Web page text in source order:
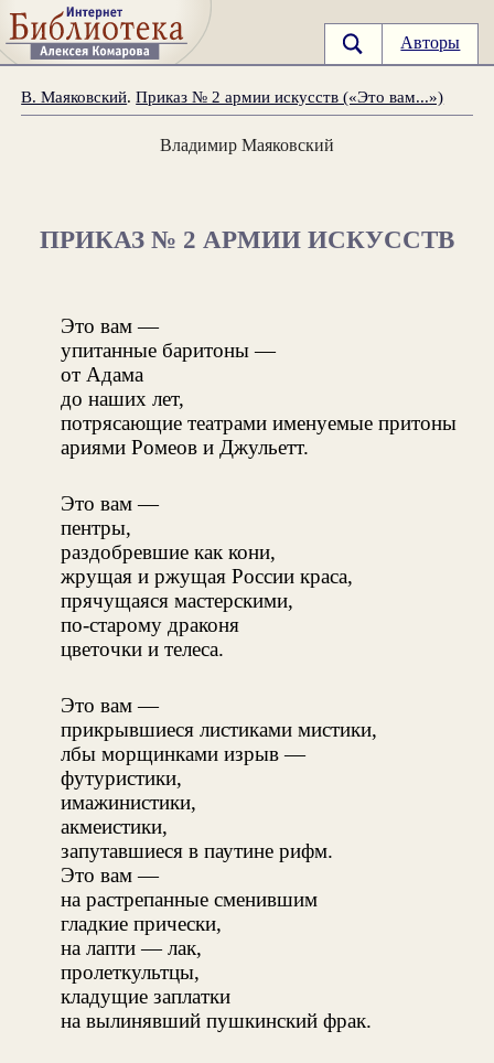
Авторы
В. Маяковский.Приказ № 2 армии искусств («Это вам...»)
Владимир Маяковский
ПРИКАЗ № 2 АРМИИ ИСКУССТВ
Это вам —
упитанные баритоны —
от Адама
до наших лет,
потрясающие театрами именуемые притоны
ариями Ромеов и Джульетт.
Это вам —
пентры,
раздобревшие как кони,
жрущая и ржущая России краса,
прячущаяся мастерскими,
по-старому драконя
цветочки и телеса.
Это вам —
прикрывшиеся листиками мистики,
лбы морщинками изрыв —
футуристики,
имажинистики,
акмеистики,
запутавшиеся в паутине рифм.
Это вам —
на растрепанные сменившим
гладкие прически,
на лапти — лак,
пролеткультцы,
кладущие заплатки
на вылинявший пушкинский фрак.